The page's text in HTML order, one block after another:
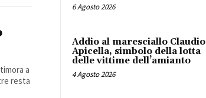
a
resta
6 Agosto 2026
Addio al maresciallo Claudio
Apicella, simbolo della lotta
delle vittime dell’amianto
4 Agosto 2026